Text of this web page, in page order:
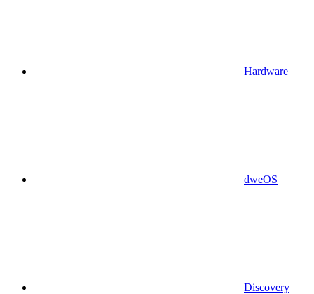
Hardware
dweOS
Discovery